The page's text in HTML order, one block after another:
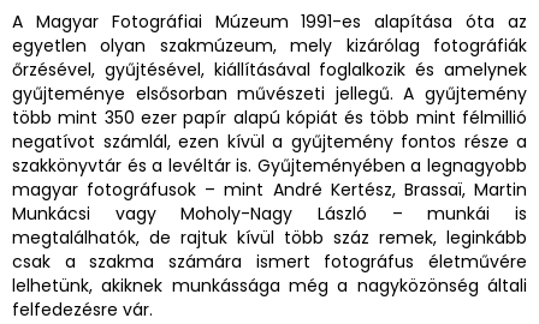
A Magyar Fotográfiai Múzeum 1991-es alapítása óta az
egyetlen olyan szakmúzeum, mely kizárólag fotográfiák
őrzésével, gyűjtésével, kiállításával foglalkozik és amelynek
gyűjteménye elsősorban művészeti jellegű. A gyűjtemény
több mint 350 ezer papír alapú kópiát és több mint félmillió
negatívot számlál, ezen kívül a gyűjtemény fontos része a
szakkönyvtár és a levéltár is. Gyűjteményében a legnagyobb
magyar fotográfusok – mint André Kertész, Brassaï, Martin
Munkácsi vagy Moholy-Nagy László – munkái is
megtalálhatók, de rajtuk kívül több száz remek, leginkább
csak a szakma számára ismert fotográfus életművére
lelhetünk, akiknek munkássága még a nagyközönség általi
felfedezésre vár.